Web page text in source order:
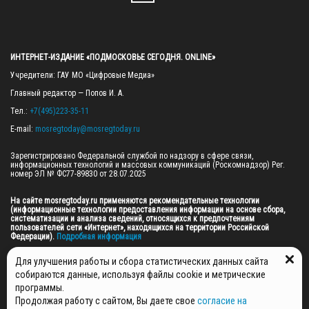
ИНТЕРНЕТ-ИЗДАНИЕ «ПОДМОСКОВЬЕ СЕГОДНЯ. ONLINE»
Учредители: ГАУ МО «Цифровые Медиа»
Главный редактор — Попов И. А.
Тел.: +7(495)223-35-11
E-mail: mosregtoday@mosregtoday.ru
Зарегистрировано Федеральной службой по надзору в сфере связи,
информационных технологий и массовых коммуникаций (Роскомнадзор) Рег.
номер ЭЛ № ФС77-89830 от 28.07.2025
На сайте mosregtoday.ru применяются рекомендательные технологии
(информационные технологии предоставления информации на основе сбора,
систематизации и анализа сведений, относящихся к предпочтениям
пользователей сети «Интернет», находящихся на территории Российской
Федерации). Подробная информация
© 2026 ПРАВА НА ВСЕ МАТЕРИАЛЫ САЙТА ПРИНАДЛЕЖАТ ГАУ МО "ЦИФРОВЫЕ
МЕДИА" (ОГРН: 1255000059467).
Для улучшения работы и сбора статистических данных сайта
собираются данные, используя файлы cookie и метрические
программы.
Продолжая работу с сайтом, Вы даете свое согласие на